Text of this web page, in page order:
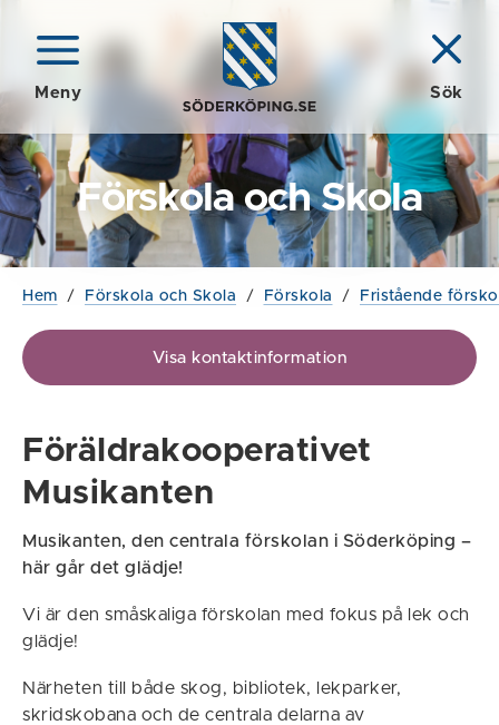
Meny Sök
Förskola och Skola
Hem / Förskola och Skola / Förskola / Fristående
Visa kontaktinformation
Föräldrakooperativet
Musikanten
Musikanten, den centrala förskolan i Söderköping –
här går det glädje!
Vi är den småskaliga förskolan med fokus på lek och
glädje!
Närheten till både skog, bibliotek, lekparker,
skridskobana och de centrala delarna av